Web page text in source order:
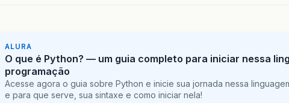
ALURA
O que é Python? — um guia completo para iniciar nessa
programação
Acesse agora o guia sobre Python e inicie sua jornada nessa
e para que serve, sua sintaxe e como iniciar nela!